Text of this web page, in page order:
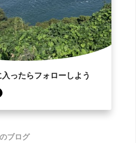
ったらフォローしよう
ブログ